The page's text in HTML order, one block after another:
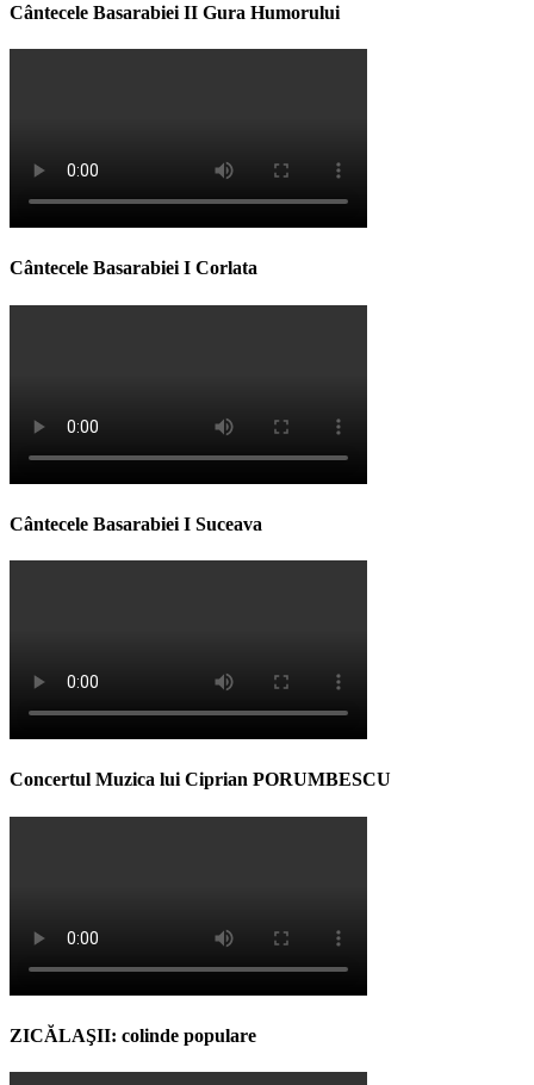
Cântecele Basarabiei II Gura Humorului
Cântecele Basarabiei I Corlata
Cântecele Basarabiei I Suceava
Concertul Muzica lui Ciprian PORUMBESCU
ZICĂLAŞII: colinde populare